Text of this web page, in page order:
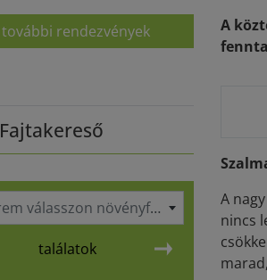
további rendezvények
Fajtakereső
kérem válasszon növényfajt
találatok
A
A
nincs